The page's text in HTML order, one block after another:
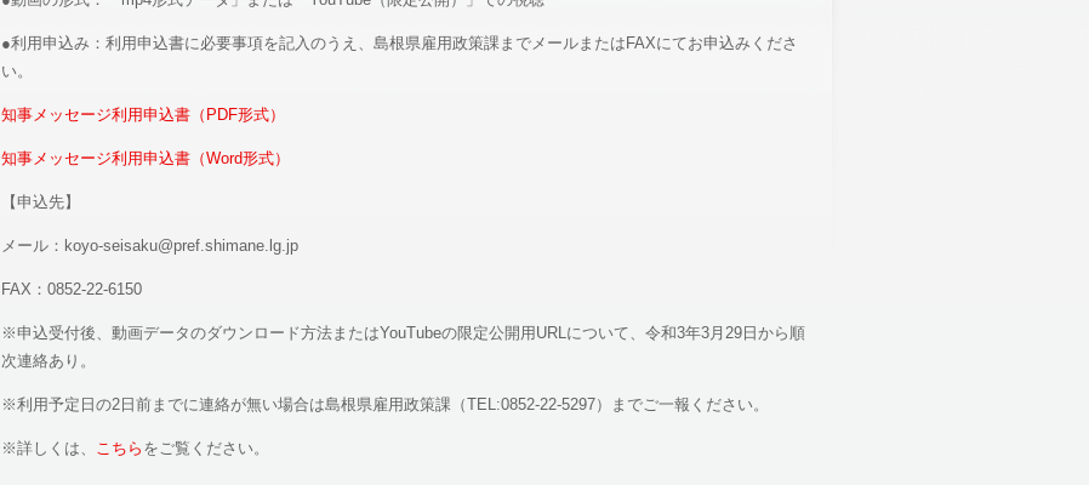
●利用申込み：利用申込書に必要事項を記入のうえ、島根県雇用政策課までメールまたはFAXにてお申込みくださ
い。
知事メッセージ利用申込書（PDF形式）
知事メッセージ利用申込書（Word形式）
【申込先】
メール：koyo-seisaku@pref.shimane.lg.jp
FAX：0852-22-6150
※申込受付後、動画データのダウンロード方法またはYouTubeの限定公開用URLについて、令和3年3月29日から順
次連絡あり。
※利用予定日の2日前までに連絡が無い場合は島根県雇用政策課（TEL:0852-22-5297）までご一報ください。
※詳しくは、 こちら をご覧ください。